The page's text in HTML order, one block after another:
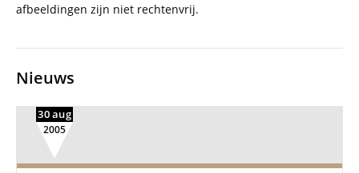
afbeeldingen zijn niet rechtenvrij.
Nieuws
30 aug
2005